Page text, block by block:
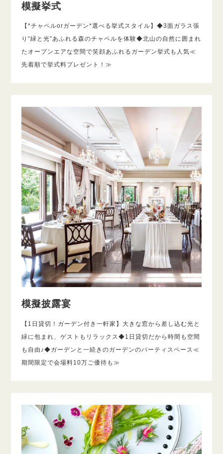
模擬挙式
【*チャペルorガーデン*選べる挙式スタイル】◆3面ガラス張
り“緑と光”あふれる森のチャペルを体験◆北山の自然に囲まれ
たオープンエアな空間で笑顔あふれるガーデン挙式も人気≪
先着順で挙式料プレゼント！≫
模擬披露宴
【1日貸切！ガーデン付き一軒家】大きな窓から差し込む光と
緑に包まれ、ゲストもリラックス◆1日貸切だから時間も空間
も自由♪◆ガーデンと一続きのガーデンのパーティスペース≪
期間限定で会場料10万ご優待も≫